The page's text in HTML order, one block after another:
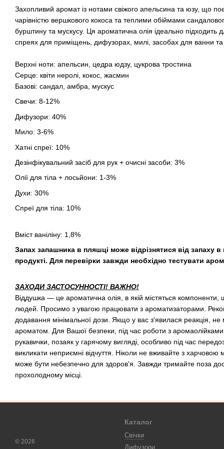
Захопливий аромат із нотами свіжого апельсина та юзу, що
чарівністю вершкового кокоса та теплими обіймами
бурштину та мускусу. Ця ароматична олія ідеально підходить
спреях для приміщень, дифузорах, милі, засобах для ванни та
Верхні ноти: апельсин, цедра юдзу, цукрова тростина
Серце: квіти неролі, кокос, жасмин
Базові: сандал, амбра, мускус
Свечи: 8-12%
Дифузори: 40%
Мило: 3-6%
Хатні спреї: 10%
Дезінфікувальний засіб для рук + очисні засоби: 3%
Олії для тіла + лосьйони: 1-3%
Духи: 30%
Спреї для тіла: 10%
Вміст ваніліну: 1,8%
Запах запашника в пляшці може відрізнятися від запаху
продукті. Для перевірки завжди необхідно тестувати
ЗАХОДИ ЗАСТОСУННОСТІ! ВАЖНО!
Віддушка — це ароматична олія, в якій містяться компоненти,
людей. Просимо з увагою працювати з ароматизаторами.
додавання мінімальної дози. Якщо у вас з'явилася реакція,
ароматом. Для Вашої безпеки, під час роботи з
рукавички, позаяк у гарячому вигляді, особливо під час
викликати неприємні відчуття. Ніколи не вживайте з
може бути небезпечно для здоров'я. Завжди тримайте поза
прохолодному місці.
© 2026
Каталог
Свічки
Дифузори